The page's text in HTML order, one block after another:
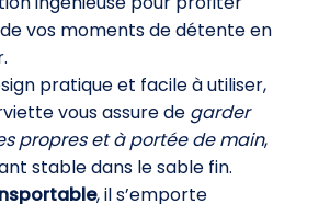
vos moments de détente en
pratique et facile à utiliser,
vous assure de garder
propres et à portée de main,
stable dans le sable fin.
, il s’emporte